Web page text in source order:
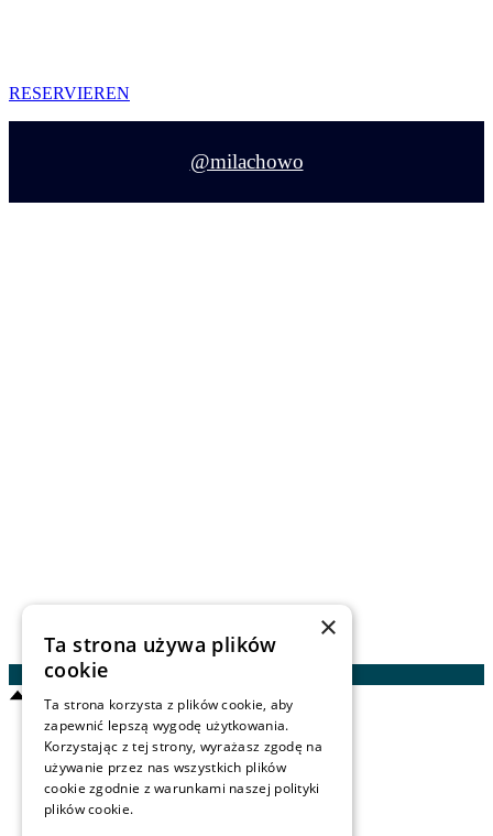
RESERVIEREN
@milachowo
Reservierung
Startseite
Lebensraum
Biosphäre
Zimmer
×
Ta strona używa plików
cookie
Ta strona korzysta z plików cookie, aby
zapewnić lepszą wygodę użytkowania.
Korzystając z tej strony, wyrażasz zgodę na
używanie przez nas wszystkich plików
cookie zgodnie z warunkami naszej polityki
plików cookie.